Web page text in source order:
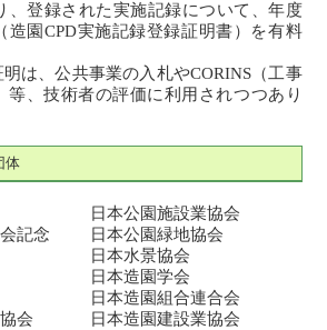
、登録された実施記録について、年度
造園CPD実施記録登録証明書）を有料
明は、公共事業の入札やCORINS（工事
等、技術者の評価に利用されつつあり
体
記念
会
日本公園施設業協会
日本公園緑地協会
日本水景協会
日本造園学会
日本造園組合連合会
日本造園建設業協会